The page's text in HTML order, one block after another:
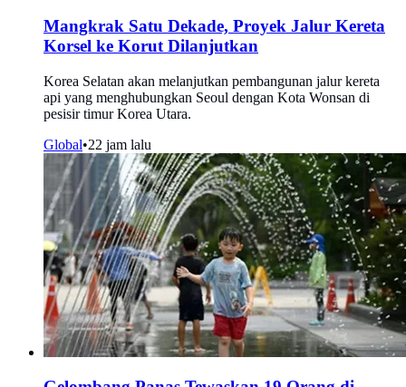
Mangkrak Satu Dekade, Proyek Jalur Kereta
Korsel ke Korut Dilanjutkan
Korea Selatan akan melanjutkan pembangunan jalur kereta
api yang menghubungkan Seoul dengan Kota Wonsan di
pesisir timur Korea Utara.
Global•22 jam lalu